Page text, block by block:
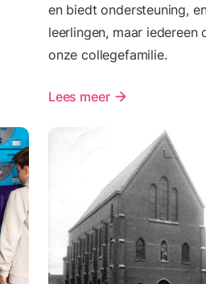
en biedt ondersteuning,
leerlingen, maar iedereen
onze collegefamilie.
Lees meer arrow_forward